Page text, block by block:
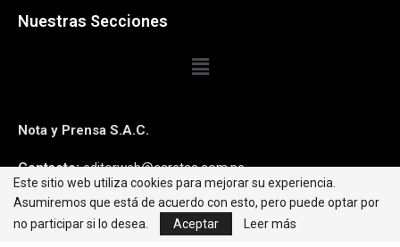
Nuestras Secciones
Nota y Prensa S.A.C.
Contacto:editorweb@caretas.com.pe
Síguenos:
Este sitio web utiliza cookies para mejorar su experiencia.
Asumiremos que está de acuerdo con esto, pero puede optar por
no participar si lo desea.
Aceptar Leer más